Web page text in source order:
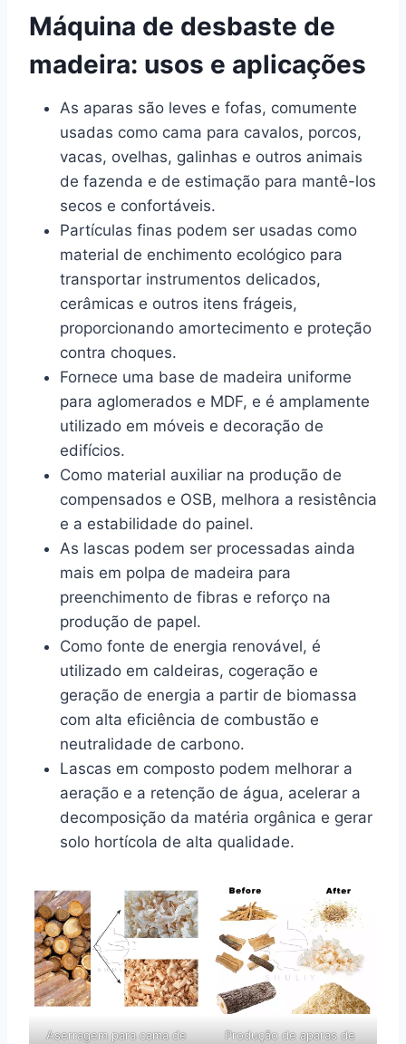
Máquina de desbaste de
madeira: usos e aplicações
As aparas são leves e fofas, comumente
usadas como cama para cavalos, porcos,
vacas, ovelhas, galinhas e outros animais
de fazenda e de estimação para mantê-los
secos e confortáveis.
Partículas finas podem ser usadas como
material de enchimento ecológico para
transportar instrumentos delicados,
cerâmicas e outros itens frágeis,
proporcionando amortecimento e proteção
contra choques.
Fornece uma base de madeira uniforme
para aglomerados e MDF, e é amplamente
utilizado em móveis e decoração de
edifícios.
Como material auxiliar na produção de
compensados e OSB, melhora a resistência
e a estabilidade do painel.
As lascas podem ser processadas ainda
mais em polpa de madeira para
preenchimento de fibras e reforço na
produção de papel.
Como fonte de energia renovável, é
utilizado em caldeiras, cogeração e
geração de energia a partir de biomassa
com alta eficiência de combustão e
neutralidade de carbono.
Lascas em composto podem melhorar a
aeração e a retenção de água, acelerar a
decomposição da matéria orgânica e gerar
solo hortícola de alta qualidade.
Aserragem para cama de
Produção de aparas de